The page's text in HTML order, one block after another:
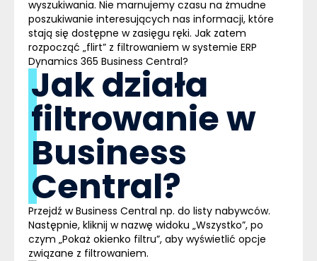
wyszukiwania. Nie marnujemy czasu na żmudne
poszukiwanie interesujących nas informacji, które
stają się dostępne w zasięgu ręki. Jak zatem
rozpocząć „flirt” z filtrowaniem w systemie ERP
Dynamics 365 Business Central?
Jak działa
filtrowanie w
Business
Central?
Przejdź wBusiness Central np. do listy nabywców.
Następnie, kliknij w nazwę widoku „Wszystko”, po
czym „Pokaż okienko filtru”, aby wyświetlić opcje
związane z filtrowaniem.